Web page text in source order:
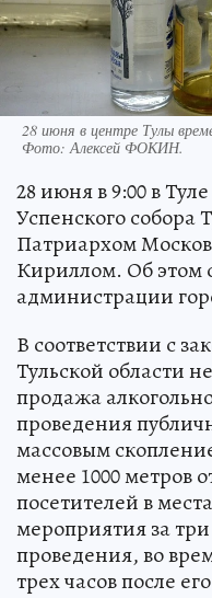
28 июня в центре Тулы
Фото:Алексей ФОКИН.
28 июня в 9:00 в
Успенского собора
Патриархом
Кириллом. Об этом
администрации
В соответствии с
Тульской области
продажа
проведения
массовым
менее 1000 метров
посетителей в
мероприятия за
проведения, во
трех часов после